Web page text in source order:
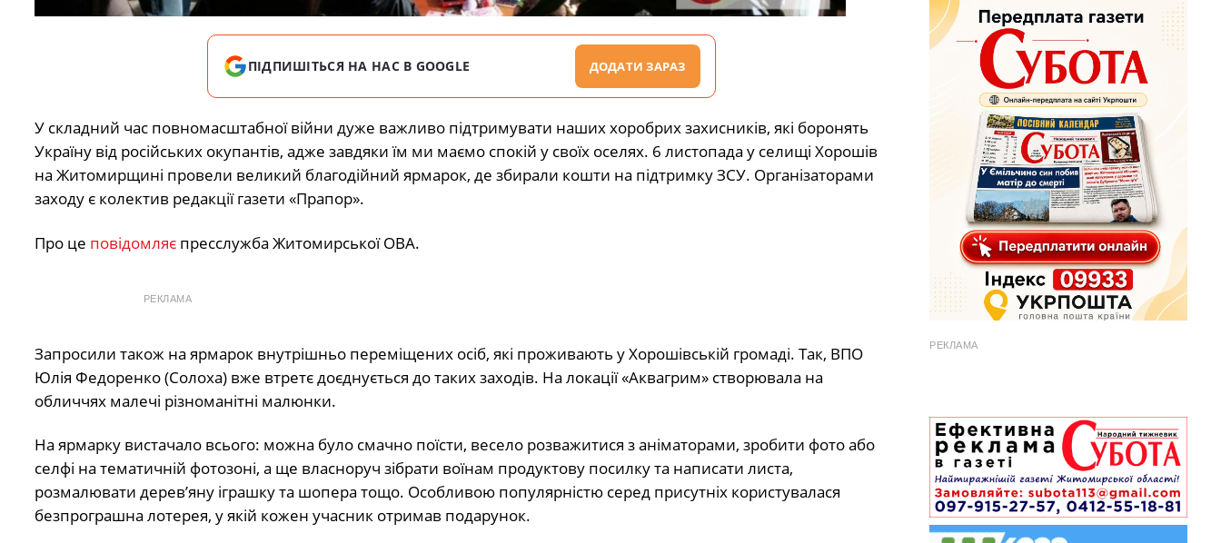
ПІДПИШІТЬСЯ НА НАС В GOOGLE ДОДАТИ ЗАРАЗ
У складний час повномасштабної війни дуже важливо підтримувати наших хоробрих захисників, які боронять
Україну від російських окупантів, адже завдяки їм ми маємо спокій у своїх оселях. 6 листопада у селищі Хорошів
на Житомирщині провели великий благодійний ярмарок, де збирали кошти на підтримку ЗСУ. Організаторами
заходу є колектив редакції газети «Прапор».
Про це повідомляє пресслужба Житомирської ОВА.
РЕКЛАМА
Запросили також на ярмарок внутрішньо переміщених осіб, які проживають у Хорошівській громаді. Так, ВПО
Юлія Федоренко (Солоха) вже втретє доєднується до таких заходів. На локації «Аквагрим» створювала на
обличчях малечі різноманітні малюнки.
На ярмарку вистачало всього: можна було смачно поїсти, весело розважитися з аніматорами, зробити фото або
селфі на тематичній фотозоні, а ще власноруч зібрати воїнам продуктову посилку та написати листа,
розмалювати дерев’яну іграшку та шопера тощо. Особливою популярністю серед присутніх користувалася
безпрограшна лотерея, у якій кожен учасник отримав подарунок.
РЕКЛАМА